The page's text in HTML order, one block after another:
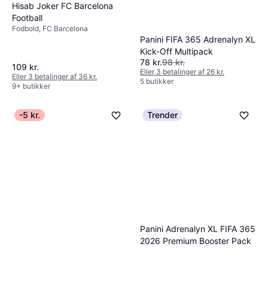
Hisab Joker FC Barcelona
Football
Fodbold, FC Barcelona
109 kr.
Eller 3 betalinger af 36 kr.
9+ butikker
Panini FIFA 365 Adrenalyn XL
Kick-Off Multipack
78 kr.98 kr.
Eller 3 betalinger af 26 kr.
5 butikker
-5 kr. Trender
Panini Adrenalyn XL FIFA 365
2026 Premium Booster Pack